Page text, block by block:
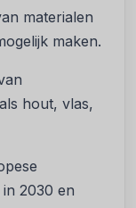
materialen
maken.
hout, vlas,
2030 en